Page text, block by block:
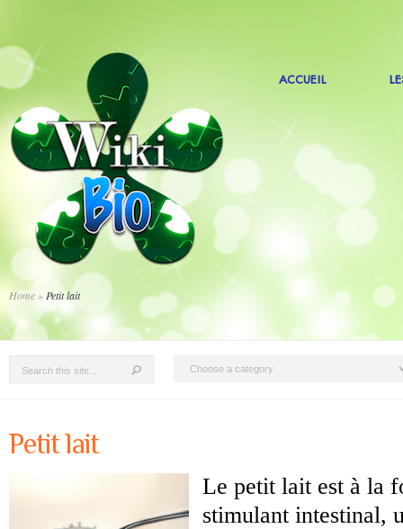
ACCUEIL
Home » Petit lait
Petit lait
Le petit lait est à la
stimulant intestinal,